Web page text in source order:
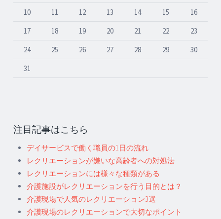
10
11 12 13 14 15
16
17
18 19 20 21 22
23
24
25 26 27 28 29
30
31
注目記事はこちら
デイサービスで働く職員の1日の流れ
レクリエーションが嫌いな高齢者への対処法
レクリエーションには様々な種類がある
介護施設がレクリエーションを行う目的とは？
介護現場で人気のレクリエーション3選
介護現場のレクリエーションで大切なポイント